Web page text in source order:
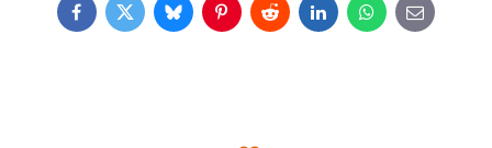
FacebookTwitterBlueskyPinterestRedditLinkedInWhatsApp
E-
mail